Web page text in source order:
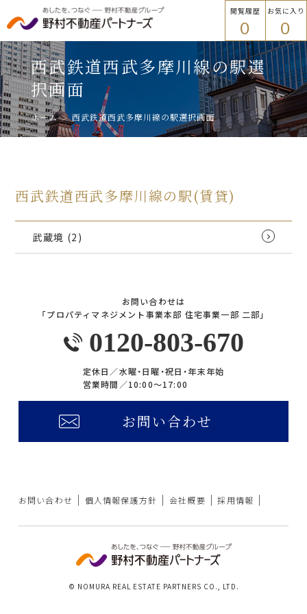
閲覧履歴
0
お気に入り
0
物件を探す
トップ
物件を探す
エリアから探す
プラウドフラット
ご入居者様
入居のしおり
FAQ
西武鉄道西武多摩川線の駅選
択画面
ホーム 西武鉄道西武多摩川線の駅選択画面
西武鉄道西武多摩川線の駅(賃貸)
武蔵境 (2)
お問い合わせは
「プロパティマネジメント事業本部 住宅事業一部 二部」
0120-803-670
定休日／水曜・日曜・祝日・年末年始
営業時間／10:00〜17:00
お問い合わせ
お問い合わせ 個人情報保護方針 会社概要 採用情報
© NOMURA REAL ESTATE PARTNERS CO., LTD.